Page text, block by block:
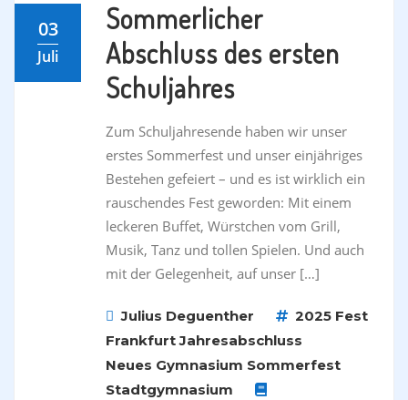
03
Juli
Sommerlicher
Abschluss des ersten
Schuljahres
Zum Schuljahresende haben wir unser
erstes Sommerfest und unser einjähriges
Bestehen gefeiert – und es ist wirklich ein
rauschendes Fest geworden: Mit einem
leckeren Buffet, Würstchen vom Grill,
Musik, Tanz und tollen Spielen. Und auch
mit der Gelegenheit, auf unser […]
Julius Deguenther 2025 Fest
Frankfurt Jahresabschluss
Neues Gymnasium Sommerfest
Stadtgymnasium